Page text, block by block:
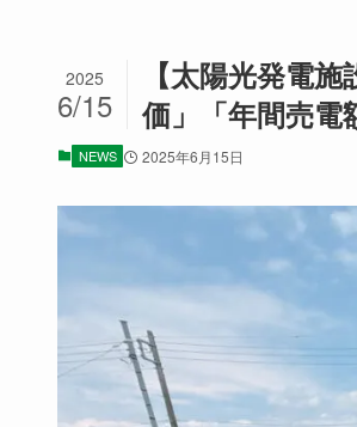
【太陽光発電
価」「年間売
2025
6/15
NEWS 2025年6月15日